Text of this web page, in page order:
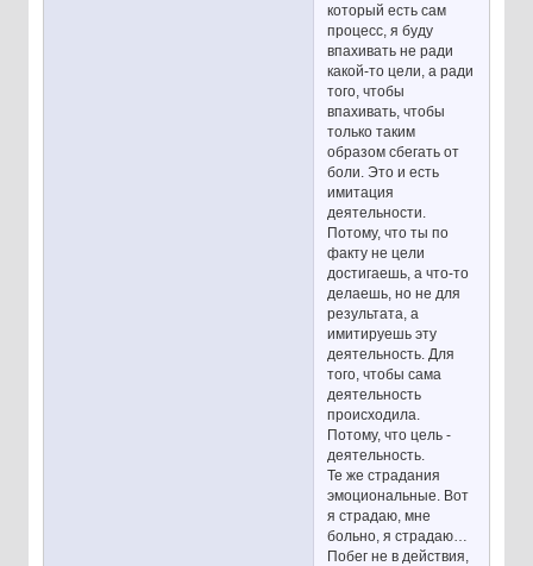
который есть сам
процесс, я буду
впахивать не ради
какой-то цели, а ради
того, чтобы
впахивать, чтобы
только таким
образом сбегать от
боли. Это и есть
имитация
деятельности.
Потому, что ты по
факту не цели
достигаешь, а что-то
делаешь, но не для
результата, а
имитируешь эту
деятельность. Для
того, чтобы сама
деятельность
происходила.
Потому, что цель -
деятельность.
Те же страдания
эмоциональные. Вот
я страдаю, мне
больно, я страдаю…
Побег не в действия,